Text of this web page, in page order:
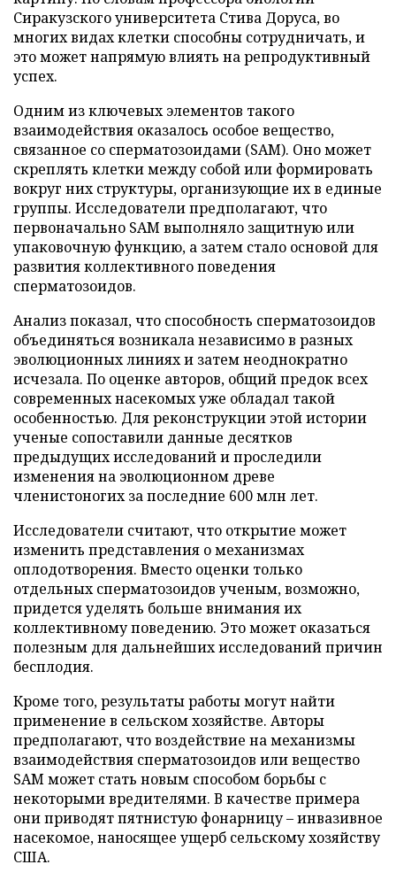
Сиракузского университета Стива Доруса, во
многих видах клетки способны сотрудничать, и
это может напрямую влиять на репродуктивный
успех.
Одним из ключевых элементов такого
взаимодействия оказалось особое вещество,
связанное со сперматозоидами (SAM). Оно может
скреплять клетки между собой или формировать
вокруг них структуры, организующие их в единые
группы. Исследователи предполагают, что
первоначально SAM выполняло защитную или
упаковочную функцию, а затем стало основой для
развития коллективного поведения
сперматозоидов.
Анализ показал, что способность сперматозоидов
объединяться возникала независимо в разных
эволюционных линиях и затем неоднократно
исчезала. По оценке авторов, общий предок всех
современных насекомых уже обладал такой
особенностью. Для реконструкции этой истории
ученые сопоставили данные десятков
предыдущих исследований и проследили
изменения на эволюционном древе
членистоногих за последние 600 млн лет.
Исследователи считают, что открытие может
изменить представления о механизмах
оплодотворения. Вместо оценки только
отдельных сперматозоидов ученым, возможно,
придется уделять больше внимания их
коллективному поведению. Это может оказаться
полезным для дальнейших исследований причин
бесплодия.
Кроме того, результаты работы могут найти
применение в сельском хозяйстве. Авторы
предполагают, что воздействие на механизмы
взаимодействия сперматозоидов или вещество
SAM может стать новым способом борьбы с
некоторыми вредителями. В качестве примера
они приводят пятнистую фонарницу – инвазивное
насекомое, наносящее ущерб сельскому хозяйству
США.